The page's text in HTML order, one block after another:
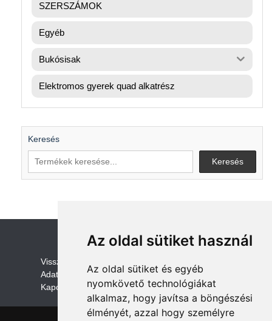
Az oldal sütiket használ
Az oldal sütiket és egyéb
nyomkövető technológiákat
alkalmaz, hogy javítsa a böngészési
élményét, azzal hogy személyre
SZERSZÁMOK
Egyéb
Bukósisak
Elektromos gyerek quad alkatrész
Keresés
Keresés
Visszaküldési és visszatérítési szabályza
Adatvédelem /GDPR
Kapcsolat